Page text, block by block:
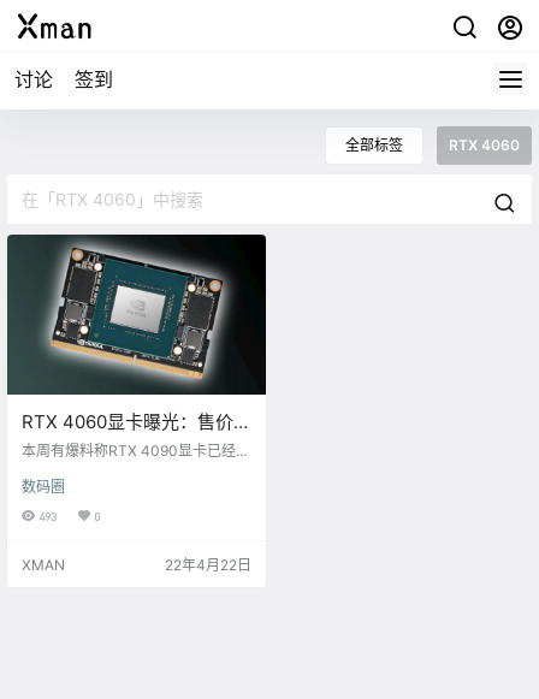
讨论 签到
全部标签 RTX 4060
RTX 4060显卡曝光：售价良
心，性能超越3080
本周有爆料称RTX 4090显卡已经确
X 40系列显卡能在预期的9月份和外
界见面。 不过，这样动辄大几千甚
“甜点”RTX 4060情况如何？PGN汇
数码圈
493 0
XMAN 22年4月22日